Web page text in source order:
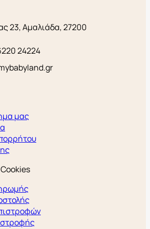
23, Αμαλιάδα, 27200
24224
μας